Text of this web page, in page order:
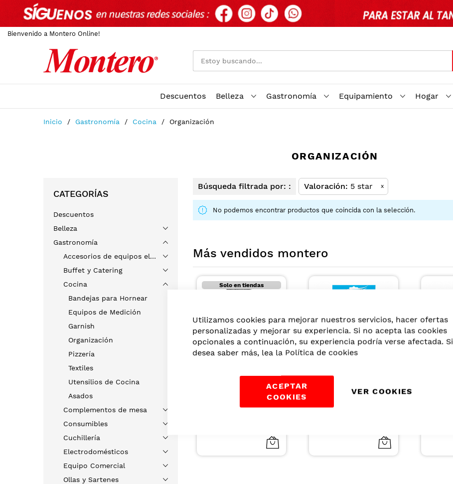
Utilizamos cookies para mejorar nuestros servicios, hacer ofertas
personalizadas y mejorar su experiencia. Si no acepta las cookies
opcionales a continuación, su experiencia podría verse afectada. Si
desea saber más, lea la Política de cookies
ACEPTAR
COOKIES
VER COOKIES
Bienvenido a Montero Online!
Descuentos Belleza Gastronomía Equipamiento Hogar
Inicio Gastronomía Cocina Organización
ORGANIZACIÓN
Más vendidos montero
Solo en tiendas
PUNTA DE COBRE
MALLA MEDIANA
PARA CABELLO
COLOR CAFE X 3UN
US$2,65
CABELLOS SECOS Y
Búsqueda filtrada por: : Valoración 5 star x
No podemos encontrar productos que coincida con la selección.
CATEGORÍAS
Descuentos
Belleza
Gastronomía
Accesorios de equipos eléctricos
Buffet y Catering
Cocina
Bandejas para Hornear
Equipos de Medición
Garnish
Organización
Pizzería
Textiles
Utensilios de Cocina
Asados
Complementos de mesa
Consumibles
Cuchillería
Electrodomésticos
Equipo Comercial
Ollas y Sartenes